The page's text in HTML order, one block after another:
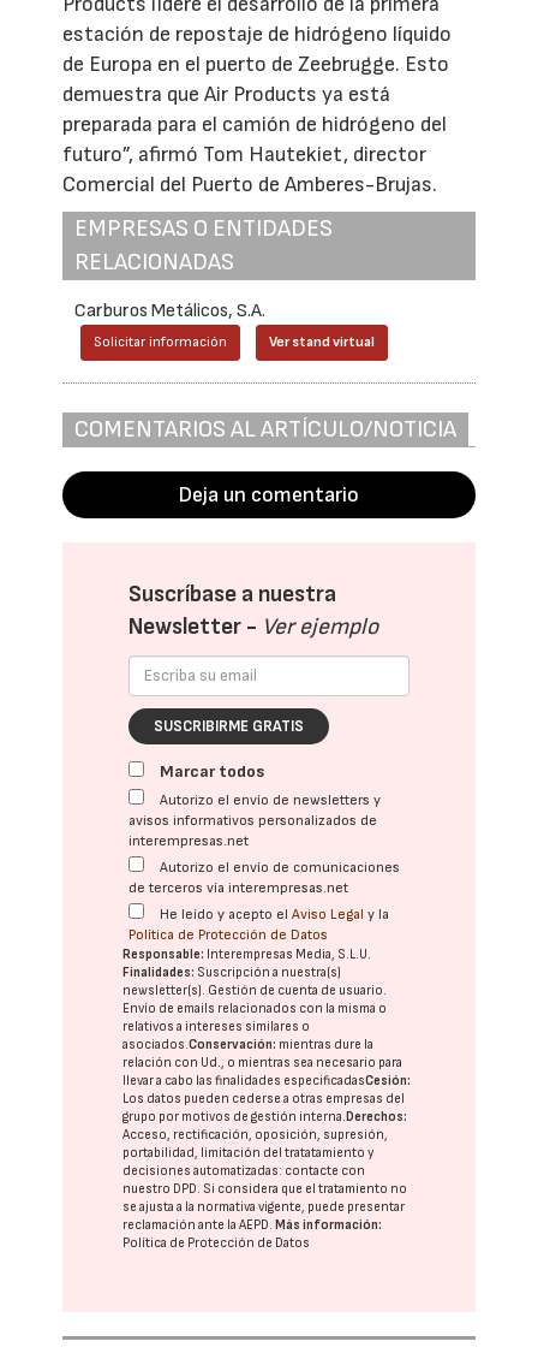
estación de repostaje de hidrógeno líquido
de Europa en el puerto de Zeebrugge. Esto
demuestra que Air Products ya está
preparada para el camión de hidrógeno del
futuro”, afirmó Tom Hautekiet, director
Comercial del Puerto de Amberes-Brujas.
EMPRESAS O ENTIDADES
RELACIONADAS
Carburos Metálicos, S.A.
Solicitar información Ver stand virtual
COMENTARIOS AL ARTÍCULO/NOTICIA
Deja un comentario
Suscríbase a nuestra
Newsletter - Ver ejemplo
SUSCRIBIRME GRATIS
Marcar todos
Autorizo el envío de newsletters y
avisos informativos personalizados de
interempresas.net
Autorizo el envío de comunicaciones
de terceros vía interempresas.net
He leído y acepto elAviso Legal y la
Política de Protección de Datos
Responsable: Interempresas Media, S.L.U.
Finalidades: Suscripción a nuestra(s)
newsletter(s). Gestión de cuenta de usuario.
Envío de emails relacionados con la misma o
relativos a intereses similares o
asociados.Conservación: mientras dure la
relación con Ud., o mientras sea necesario para
llevar a cabo las finalidades especificadasCesión:
Los datos pueden cederse a otras empresas del
grupo por motivos de gestión interna.Derechos:
Acceso, rectificación, oposición, supresión,
portabilidad, limitación del tratatamiento y
decisiones automatizadas: contacte con
nuestro DPD . Si considera que el tratamiento no
se ajusta a la normativa vigente, puede presentar
reclamación ante laAEPD .Más información:
Política de Protección de Datos